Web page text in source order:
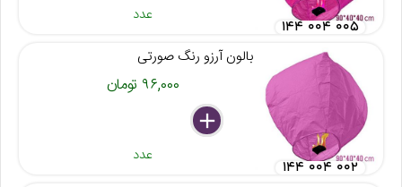
عدد
۱۴۴ ۰۰۴ ۰۰۵
بالون آرزو رنگ صورتی
۹۶,۰۰۰ تومان
delete
remove
add
عدد
۱۴۴ ۰۰۴ ۰۰۲